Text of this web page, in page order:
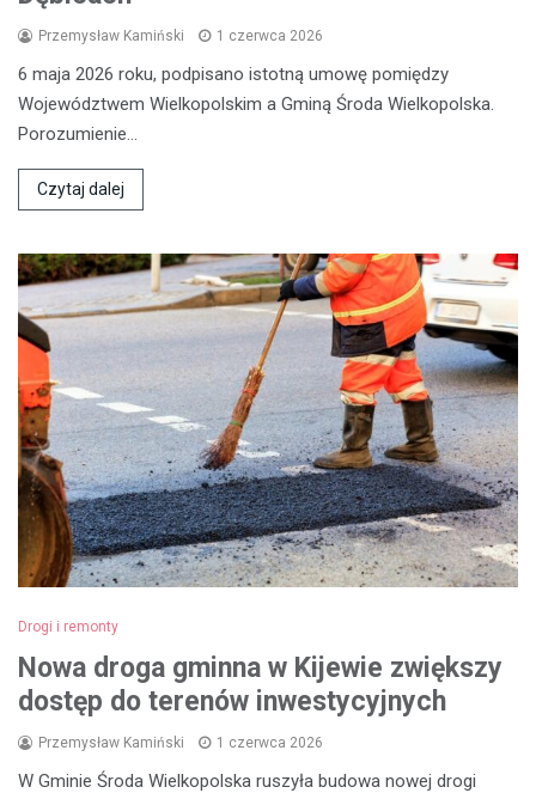
Przemysław Kamiński 1 czerwca 2026
6 maja 2026 roku, podpisano istotną umowę pomiędzy
Województwem Wielkopolskim a Gminą Środa Wielkopolska.
Porozumienie…
Czytaj dalej
Drogi i remonty
Nowa droga gminna w Kijewie zwiększy
dostęp do terenów inwestycyjnych
Przemysław Kamiński 1 czerwca 2026
W Gminie Środa Wielkopolska ruszyła budowa nowej drogi